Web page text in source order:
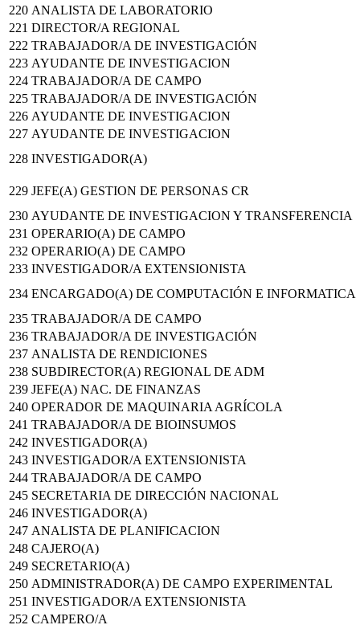
220 ANALISTA DE LABORATORIO
221 DIRECTOR/A REGIONAL
222 TRABAJADOR/A DE INVESTIGACIÓN
223 AYUDANTE DE INVESTIGACION
224 TRABAJADOR/A DE CAMPO
225 TRABAJADOR/A DE INVESTIGACIÓN
226 AYUDANTE DE INVESTIGACION
227 AYUDANTE DE INVESTIGACION
228 INVESTIGADOR(A)
229 JEFE(A) GESTION DE PERSONAS CR
230 AYUDANTE DE INVESTIGACION Y TRANSFERENCIA
231 OPERARIO(A) DE CAMPO
232 OPERARIO(A) DE CAMPO
233 INVESTIGADOR/A EXTENSIONISTA
234 ENCARGADO(A) DE COMPUTACIÓN E INFORMATICA
235 TRABAJADOR/A DE CAMPO
236 TRABAJADOR/A DE INVESTIGACIÓN
237 ANALISTA DE RENDICIONES
238 SUBDIRECTOR(A) REGIONAL DE ADM
239 JEFE(A) NAC. DE FINANZAS
240 OPERADOR DE MAQUINARIA AGRÍCOLA
241 TRABAJADOR/A DE BIOINSUMOS
242 INVESTIGADOR(A)
243 INVESTIGADOR/A EXTENSIONISTA
244 TRABAJADOR/A DE CAMPO
245 SECRETARIA DE DIRECCIÓN NACIONAL
246 INVESTIGADOR(A)
247 ANALISTA DE PLANIFICACION
248 CAJERO(A)
249 SECRETARIO(A)
250 ADMINISTRADOR(A) DE CAMPO EXPERIMENTAL
251 INVESTIGADOR/A EXTENSIONISTA
252 CAMPERO/A